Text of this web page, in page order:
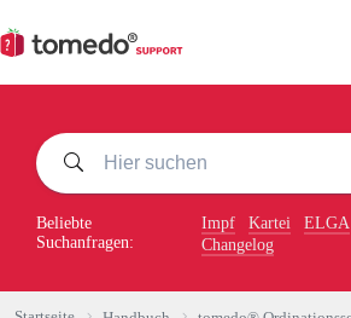
Inhalt
springen
Beliebte
Suchanfragen:
Impf Kartei ELGA
Changelog